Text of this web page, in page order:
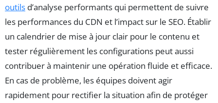
outils d’analyse performants qui permettent de suivre
les performances du CDN et l’impact sur le SEO. Établir
un calendrier de mise à jour clair pour le contenu et
tester régulièrement les configurations peut aussi
contribuer à maintenir une opération fluide et efficace.
En cas de problème, les équipes doivent agir
rapidement pour rectifier la situation afin de protéger